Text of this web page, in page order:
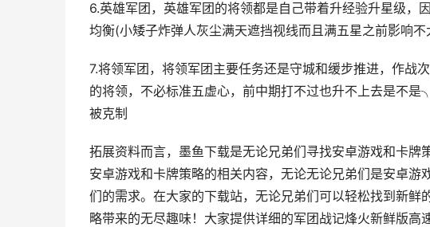
6.英雄军团，英雄军团的将领都是自己带着升经验升星级，
均衡(小矮子炸弹人灰尘满天遮挡视线而且满五星之前影响
7.将领军团，将领军团主要任务还是守城和缓步推进，作战
的将领，不必标准五虚心，前中期打不过也升不上去是不
被克制
拓展资料而言，墨鱼下载是无论兄弟们寻找安卓游戏和卡牌
安卓游戏和卡牌策略的相关内容，无论无论兄弟们是安卓
们的需求。在大家的下载站，无论兄弟们可以轻松找到新
略带来的无尽趣味！大家提供详细的军团战记烽火新鲜版